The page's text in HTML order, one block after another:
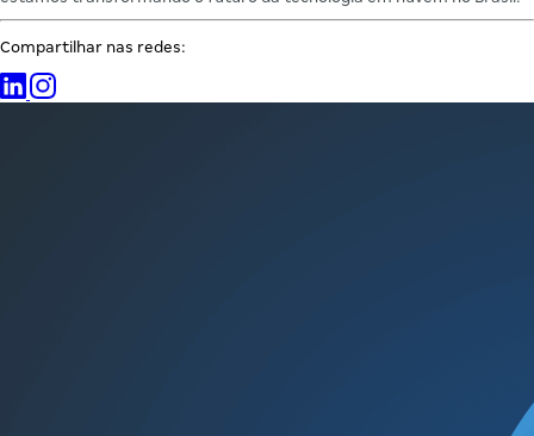
Compartilhar nas redes: